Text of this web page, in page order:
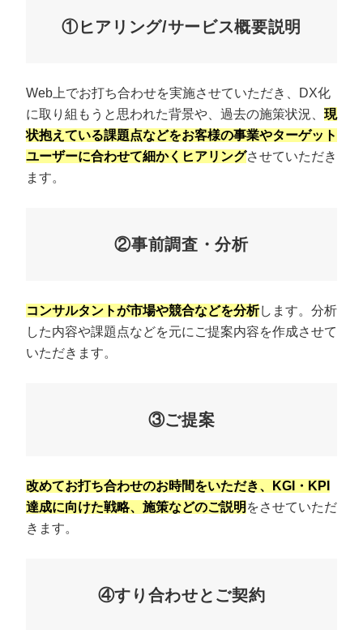
①ヒアリング/サービス概要説明
Web上でお打ち合わせを実施させていただき、DX化
に取り組もうと思われた背景や、過去の施策状況、 現
状抱えている課題点などをお客様の事業やターゲット
ユーザーに合わせて細かくヒアリングさせていただき
ます。
②事前調査・分析
コンサルタントが市場や競合などを分析します。分析
した内容や課題点などを元にご提案内容を作成させて
いただきます。
③ご提案
改めてお打ち合わせのお時間をいただき、KGI・KPI
達成に向けた戦略、施策などのご説明 をさせていただ
きます。
④すり合わせとご契約